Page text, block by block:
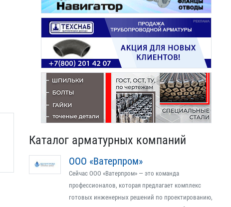
Каталог арматурных компаний
ООО «Ватерпром»
Сейчас ООО «Ватерпром» — это команда
профессионалов, которая предлагает комплекс
готовых инженерных решений по проектированию,